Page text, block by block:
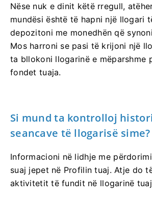
Nëse nuk e dinit këtë rregull,
mundësi është të hapni një llogari
depozitoni me monedhën që
Mos harroni se pasi të krijoni një
ta bllokoni llogarinë e mëparshme
fondet tuaja.
Si mund ta kontrolloj
seancave të llogarisë sime?
Informacioni në lidhje me
suaj jepet në Profilin tuaj. Atje do
aktivitetit të fundit në llogarinë